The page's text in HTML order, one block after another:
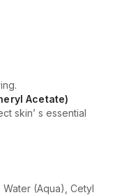
Acetate)
skin’ s essential
(Aqua), Cetyl